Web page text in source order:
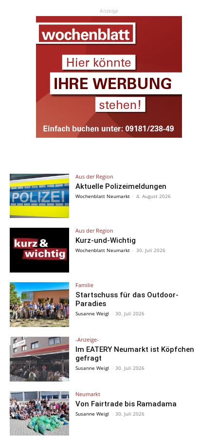
Anzeige
Aus der Region
Aktuelle Polizeimeldungen
Wochenblatt Neumarkt - 4. August 2026
Aus der Region
Kurz-und-Wichtig
Wochenblatt Neumarkt - 30. Juli 2026
Familie
Startschuss für das Outdoor-
Paradies
Susanne Weigl - 30. Juli 2026
-Anzeige-
Im EATERY Neumarkt ist Köpfchen
gefragt
Susanne Weigl - 30. Juli 2026
Neumarkt
Von Fairtrade bis Ramadama
Susanne Weigl - 30. Juli 2026